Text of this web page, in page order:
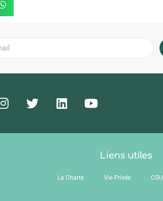
Liens utiles
La Charte Vie Privée CGU